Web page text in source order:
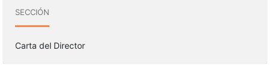
SECCIÓN
Carta del Director